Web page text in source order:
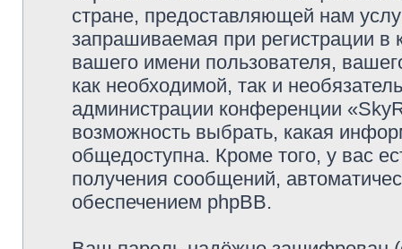
стране, предоставляющей нам
запрашиваемая при регистрации
вашего имени пользователя,
как необходимой, так и
администрации конференции
возможность выбрать, какая
общедоступна. Кроме того, у вас
получения сообщений,
обеспечением phpBB.